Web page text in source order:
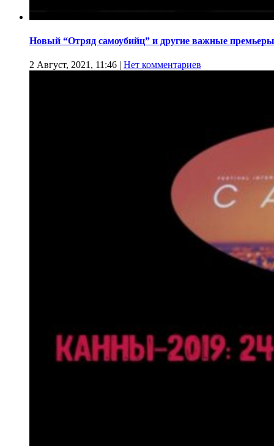
Новый “Отряд самоубийц” и другие важные премьеры
2 Август, 2021, 11:46 | Нет комментариев